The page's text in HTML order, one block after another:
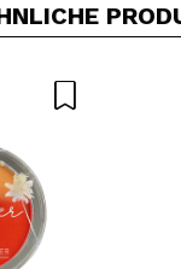
Ein Video oder Foto